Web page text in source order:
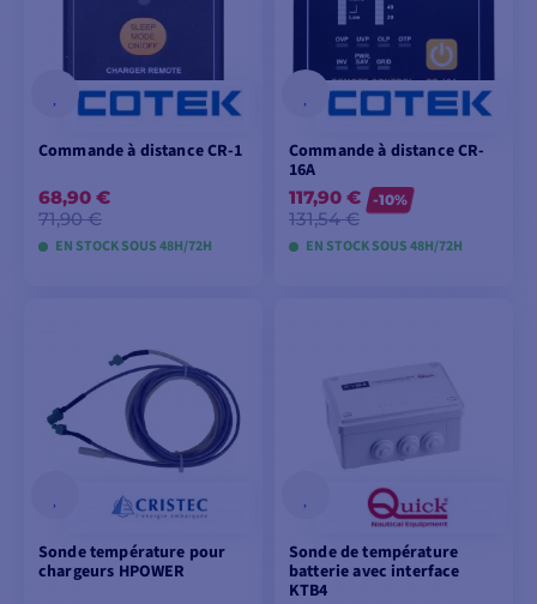
Commande à distance CR-1
68,90 €
71,90 €
EN STOCK SOUS 48H/72H
PANIER
Commande à distance CR-
16A
117,90 €
131,54 €
-10%
EN STOCK SOUS 48H/72H
Sonde température pour
chargeurs HPOWER
Sonde de température
batterie avec interface
KTB4